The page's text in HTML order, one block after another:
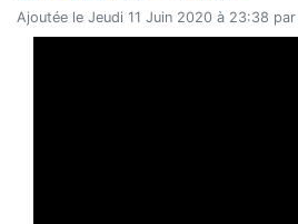
Ajoutée le Jeudi 11 Juin 2020 à 23:38 par